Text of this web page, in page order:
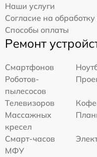
Наши услуги
Согласие на
Способы оплаты
Ремонт
Смартфонов
Роботов-
пылесосов
Телевизоров
Массажных
кресел
Смарт-часов
МФУ